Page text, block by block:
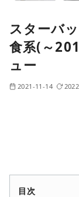
スターバ
食系(～
ュー
2021-11-14
目次